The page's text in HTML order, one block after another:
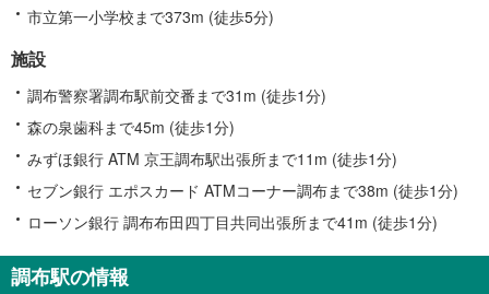
市立第一小学校まで373m (徒歩5分)
施設
調布警察署調布駅前交番まで31m (徒歩1分)
森の泉歯科まで45m (徒歩1分)
みずほ銀行 ATM 京王調布駅出張所まで11m (徒歩1分)
セブン銀行 エポスカード ATMコーナー調布まで38m (徒歩1分)
ローソン銀行 調布布田四丁目共同出張所まで41m (徒歩1分)
調布駅の情報